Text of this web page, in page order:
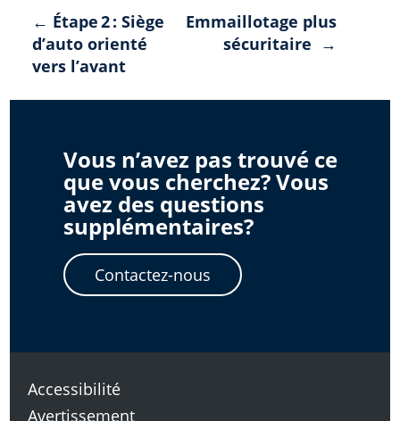
Navigation
de
l'article
← Étape 2 : Siège
d’auto orienté
vers l’avant
Emmaillotage plus
sécuritaire →
Vous n’avez pas trouvé ce
que vous cherchez? Vous
avez des questions
supplémentaires?
Contactez-nous
Accessibilité
Avertissement